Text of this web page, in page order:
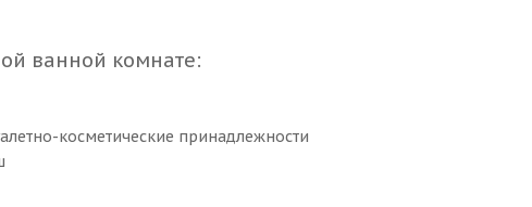
ванной комнате:
косметические принадлежности